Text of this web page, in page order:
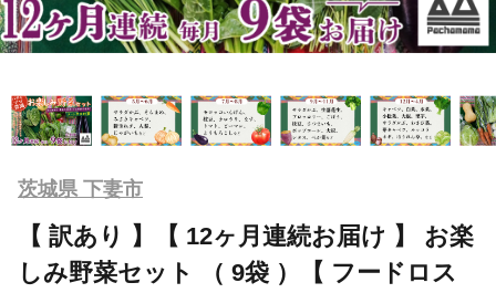
茨城県 下妻市
【 訳あり 】【 12ヶ月連続お届け 】 お楽
しみ野菜セット （ 9袋 ）【 フードロス